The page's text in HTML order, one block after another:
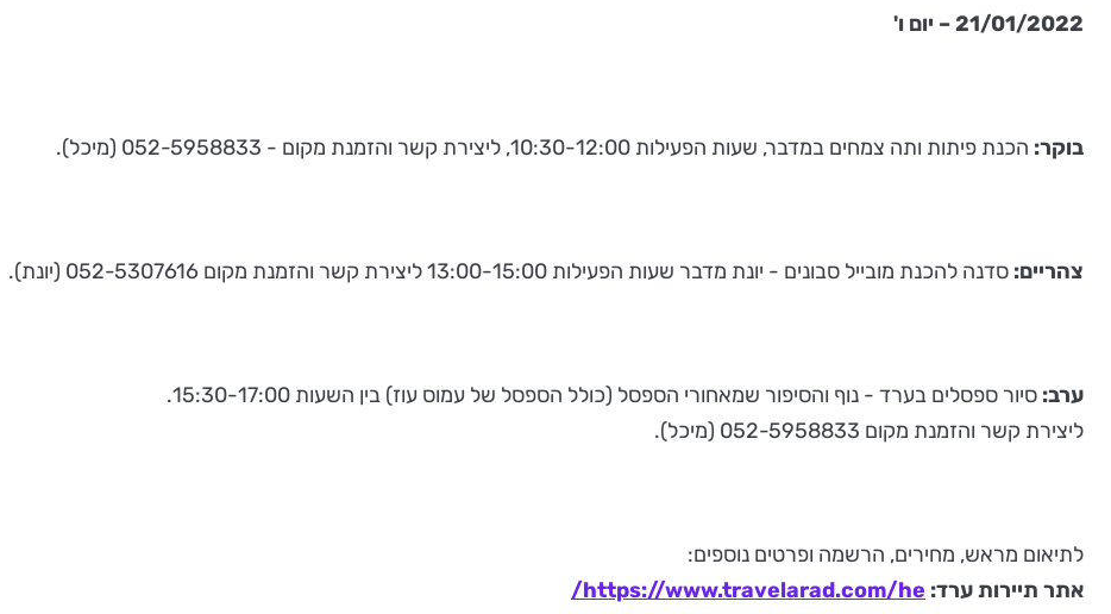
21/01/2022 – יום ו'
בוקר: הכנת פיתות ותה צמחים במדבר, שעות הפעילות 10:30-12:00, ליצירת קשר והזמנת מקום - 052-5958833 (מיכל).
צהריים: סדנה להכנת מובייל סבונים - יונת מדבר שעות הפעילות 13:00-15:00 ליצירת קשר והזמנת מקום 052-5307616 (יונת).
ערב: סיור ספסלים בערד - נוף והסיפור שמאחורי הספסל (כולל הספסל של עמוס עוז) בין השעות 15:30-17:00.
ליצירת קשר והזמנת מקום 052-5958833 (מיכל).
לתיאום מראש, מחירים, הרשמה ופרטים נוספים:
אתר תיירות ערד: https://www.travelarad.com/he/